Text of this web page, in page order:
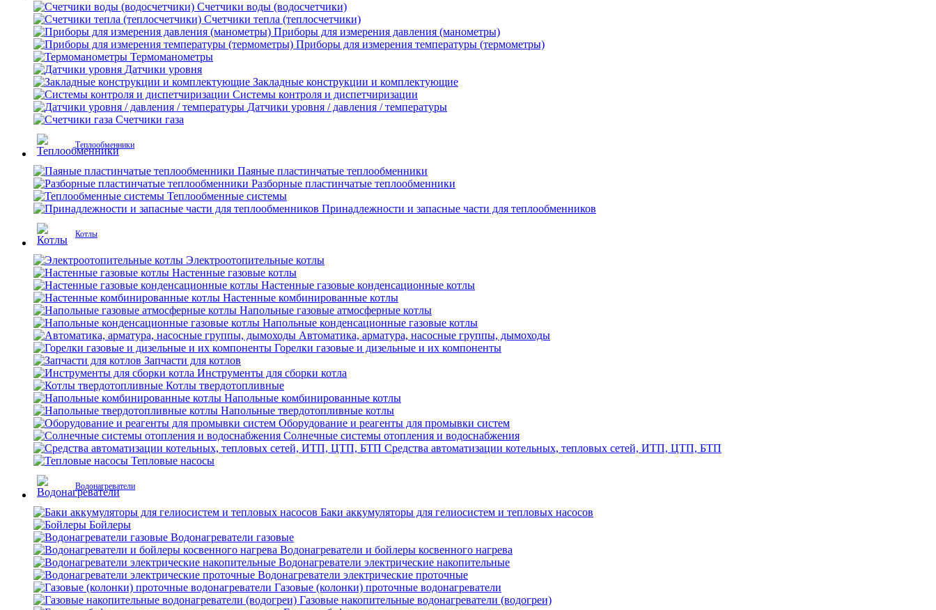
Счетчики воды (водосчетчики)
Счетчики тепла (теплосчетчики)
Приборы для измерения давления (манометры)
Приборы для измерения температуры (термометры)
Термоманометры
Датчики уровня
Закладные конструкции и комплектующие
Системы контроля и диспетчиризации
Датчики уровня / давления / температуры
Счетчики газа
Теплообменники
Паяные пластинчатые теплообменники
Разборные пластинчатые теплообменники
Теплообменные системы
Принадлежности и запасные части для теплообменников
Котлы
Электроотопительные котлы
Настенные газовые котлы
Настенные газовые конденсационные котлы
Настенные комбинированные котлы
Напольные газовые атмосферные котлы
Напольные конденсационные газовые котлы
Автоматика, арматура, насосные группы, дымоходы
Горелки газовые и дизельные и их компоненты
Запчасти для котлов
Инструменты для сборки котла
Котлы твердотопливные
Напольные комбинированные котлы
Напольные твердотопливные котлы
Оборудование и реагенты для промывки систем
Солнечные системы отопления и водоснабжения
Средства автоматизации котельных, тепловых сетей, ИТП, ЦТП, БТП
Тепловые насосы
Водонагреватели
Баки аккумуляторы для гелиосистем и тепловых насосов
Бойлеры
Водонагреватели газовые
Водонагреватели и бойлеры косвенного нагрева
Водонагреватели электрические накопительные
Водонагреватели электрические проточные
Газовые (колонки) проточные водонагреватели
Газовые накопительные водонагреватели (водогреи)